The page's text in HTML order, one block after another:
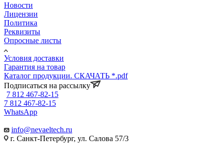
Новости
Лицензии
Политика
Реквизиты
Опросные листы
Условия доставки
Гарантия на товар
Каталог продукции. СКАЧАТЬ *.pdf
Подписаться на рассылку
7 812 467-82-15
7 812 467-82-15
WhatsApp
info@nevaeltech.ru
г. Санкт-Петербург, ул. Салова 57/3